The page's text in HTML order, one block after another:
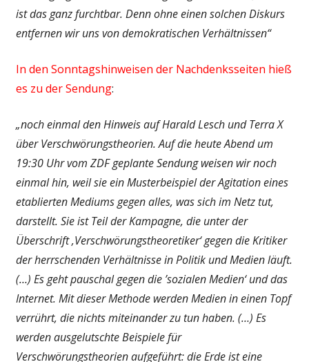
ist das ganz furchtbar. Denn ohne einen solchen Diskurs
entfernen wir uns von demokratischen Verhältnissen“
In den Sonntagshinweisen der Nachdenksseiten hieß
es zu der Sendung:
„noch einmal den Hinweis auf Harald Lesch und Terra X
über Verschwörungstheorien. Auf die heute Abend um
19:30 Uhr vom ZDF geplante Sendung weisen wir noch
einmal hin, weil sie ein Musterbeispiel der Agitation eines
etablierten Mediums gegen alles, was sich im Netz tut,
darstellt. Sie ist Teil der Kampagne, die unter der
Überschrift ‚Verschwörungstheoretiker‘ gegen die Kritiker
der herrschenden Verhältnisse in Politik und Medien läuft.
(…) Es geht pauschal gegen die ’sozialen Medien‘ und das
Internet. Mit dieser Methode werden Medien in einen Topf
verrührt, die nichts miteinander zu tun haben. (…) Es
werden ausgelutschte Beispiele für
Verschwörungstheorien aufgeführt: die Erde ist eine